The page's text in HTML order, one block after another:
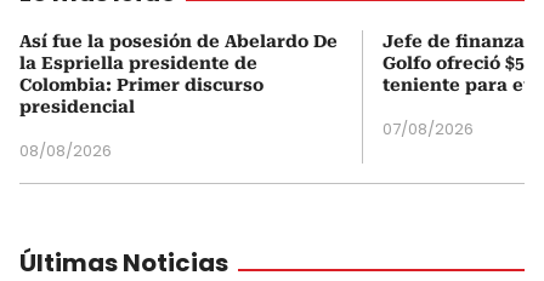
Así fue la posesión de Abelardo De
la Espriella presidente de
Colombia: Primer discurso
presidencial
08/08/2026
Jefe de finanzas
Golfo ofreció
teniente para
07/08/2026
Últimas Noticias